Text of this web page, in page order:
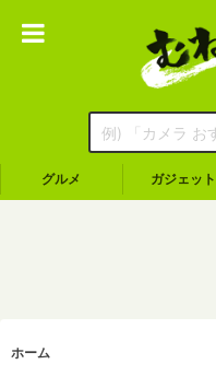
グルメ ガジェット
ホーム